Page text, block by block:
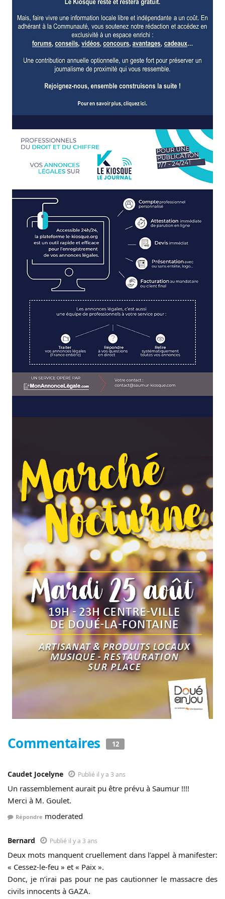
Commentaires 12
Caudet Jocelyne Publié il y a 3 ans
Un rassemblement aurait pu être prévu à Saumur !!!!
Merci à M. Goulet.
Répondre moderated
Bernard Publié il y a 3 ans
Deux mots manquent cruellement dans l’appel à manifester:
« Cessez-le-feu » et « Paix ».
Donc, je n’irai pas pour ne pas cautionner le massacre des
civils innocents à GAZA.